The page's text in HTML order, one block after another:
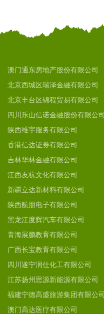
澳门通东房地产股份有限公司
北京西城区瑞泽金融有限公司
北京丰台区锦程贸易有限公司
四川乐山信诺金融股份有限公司
陕西维宇服务有限公司
香港信达证券有限公司
吉林华林金融有限公司
江西友杭文化有限公司
新疆立达新材料有限公司
陕西航朋电子有限公司
黑龙江度辉汽车有限公司
青海展鹏教育有限公司
广西长宝教育有限公司
四川遂宁润仕化工有限公司
江苏扬州思源新能源有限公司
福建宁德高盛旅游集团有限公司
澳门高达医疗有限公司